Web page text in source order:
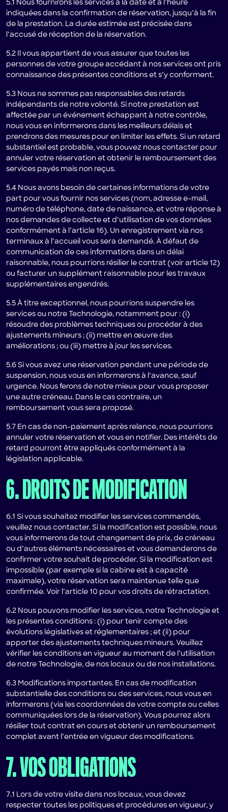
5.1 Nous fournirons les services à la date et à l’heure
indiquées dans la confirmation de réservation, jusqu’à la fin
de la prestation. La durée estimée est précisée dans
l’accusé de réception de la réservation.
5.2 Il vous appartient de vous assurer que toutes les
personnes de votre groupe accédant à nos services ont pris
connaissance des présentes conditions et s’y conforment.
5.3 Nous ne sommes pas responsables des retards
indépendants de notre volonté. Si notre prestation est
affectée par un événement échappant à notre contrôle,
nous vous en informerons dans les meilleurs délais et
prendrons des mesures pour en limiter les effets. Si un retard
substantiel est probable, vous pouvez nous contacter pour
annuler votre réservation et obtenir le remboursement des
services payés mais non reçus.
5.4 Nous avons besoin de certaines informations de votre
part pour vous fournir nos services (nom, adresse e-mail,
numéro de téléphone, date de naissance, et votre réponse à
nos demandes de collecte et d’utilisation de vos données
conformément à l’article 16). Un enregistrement via nos
terminaux à l’accueil vous sera demandé. À défaut de
communication de ces informations dans un délai
raisonnable, nous pourrions résilier le contrat (voir article 12)
ou facturer un supplément raisonnable pour les travaux
supplémentaires engendrés.
5.5 À titre exceptionnel, nous pourrions suspendre les
services ou notre Technologie, notamment pour : (i)
résoudre des problèmes techniques ou procéder à des
ajustements mineurs ; (ii) mettre en œuvre des
améliorations ; ou (iii) mettre à jour les services.
5.6 Si vous avez une réservation pendant une période de
suspension, nous vous en informerons à l’avance, sauf
urgence. Nous ferons de notre mieux pour vous proposer
une autre créneau. Dans le cas contraire, un
remboursement vous sera proposé.
5.7 En cas de non-paiement après relance, nous pourrions
annuler votre réservation et vous en notifier. Des intérêts de
retard pourront être appliqués conformément à la
législation applicable.
6. DROITS DE MODIFICATION
6.1 Si vous souhaitez modifier les services commandés,
veuillez nous contacter. Si la modification est possible, nous
vous informerons de tout changement de prix, de créneau
ou d’autres éléments nécessaires et vous demanderons de
confirmer votre souhait de procéder. Si la modification est
impossible (par exemple si la cabine est à capacité
maximale), votre réservation sera maintenue telle que
confirmée. Voir l’article 10 pour vos droits de rétractation.
6.2 Nous pouvons modifier les services, notre Technologie et
les présentes conditions : (i) pour tenir compte des
évolutions législatives et réglementaires ; et (ii) pour
apporter des ajustements techniques mineurs. Veuillez
vérifier les conditions en vigueur au moment de l’utilisation
de notre Technologie, de nos locaux ou de nos installations.
6.3 Modifications importantes. En cas de modification
substantielle des conditions ou des services, nous vous en
informerons (via les coordonnées de votre compte ou celles
communiquées lors de la réservation). Vous pourrez alors
résilier tout contrat en cours et obtenir un remboursement
complet avant l’entrée en vigueur des modifications.
7. VOS OBLIGATIONS
7.1 Lors de votre visite dans nos locaux, vous devez
respecter toutes les politiques et procédures en vigueur, y